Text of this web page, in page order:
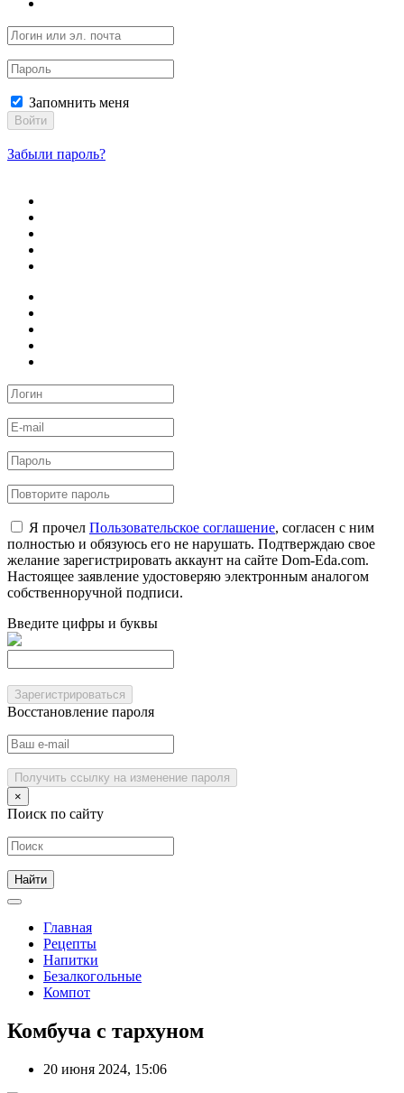
Запомнить меня
Войти
Забыли пароль?
Я прочел Пользовательское соглашение, согласен с ним
полностью и обязуюсь его не нарушать. Подтверждаю свое
желание зарегистрировать аккаунт на сайте Dom-Eda.com.
Настоящее заявление удостоверяю электронным аналогом
собственноручной подписи.
Введите цифры и буквы
Зарегистрироваться
Восстановление пароля
Получить ссылку на изменение пароля
×
Поиск по сайту
Главная
Рецепты
Напитки
Безалкогольные
Компот
Комбуча с тархуном
20 июня 2024, 15:06